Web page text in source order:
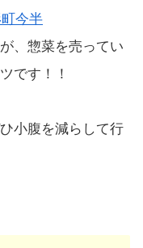
今半
、惣菜を売ってい
です！！
小腹を減らして行